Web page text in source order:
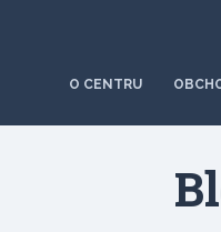
O CENTRU